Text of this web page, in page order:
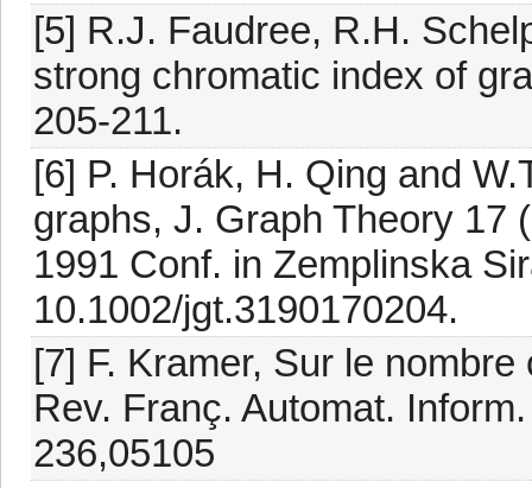
[5] R.J. Faudree, R.H.
strong chromatic index of
205-211.
[6] P. Horák, H. Qing and
graphs, J. Graph Theory 17
1991 Conf. in Zemplinska
10.1002/jgt.3190170204.
[7] F. Kramer, Sur le
Rev. Franç. Automat.
236,05105